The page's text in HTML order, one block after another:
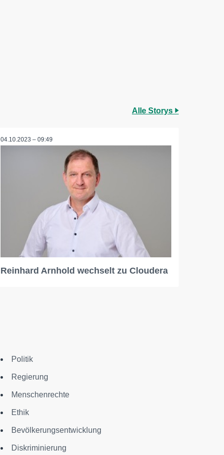
Alle Storys
04.10.2023 – 09:49
Reinhard Arnhold wechselt zu Cloudera
Politik
Regierung
Menschenrechte
Ethik
Bevölkerungsentwicklung
Diskriminierung